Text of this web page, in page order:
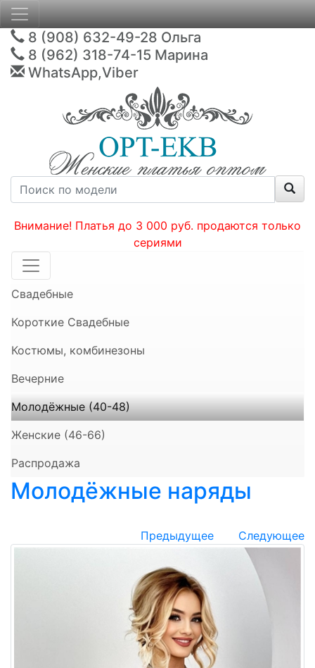
8 (908) 632-49-28 Ольга
8 (962) 318-74-15 Марина
WhatsApp,Viber
Внимание! Платья до 3 000 руб. продаются только
сериями
Свадебные
Короткие Свадебные
Костюмы, комбинезоны
Вечерние
Молодёжные (40-48)
Женские (46-66)
Распродажа
Молодёжные наряды
Предыдущее Следующее